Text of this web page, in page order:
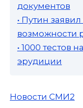
документов
• Путин
возможности
• 1000 тестов
эрудиции
Новости СМИ2